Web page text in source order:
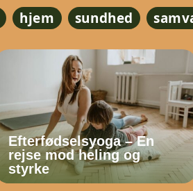
hjem sundhed
Efterfødselsyoga – En
rejse mod heling og
styrke